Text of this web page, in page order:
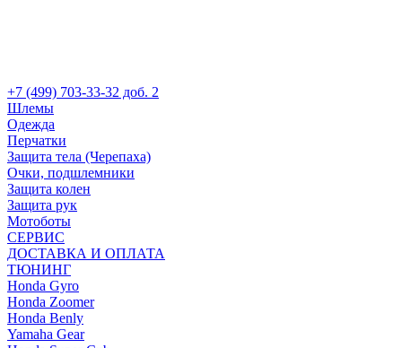
+7 (499) 703-33-32 доб. 2
Шлемы
Одежда
Перчатки
Защита тела (Черепаха)
Очки, подшлемники
Защита колен
Защита рук
Мотоботы
СЕРВИС
ДОСТАВКА И ОПЛАТА
ТЮНИНГ
Honda Gyro
Honda Zoomer
Honda Benly
Yamaha Gear